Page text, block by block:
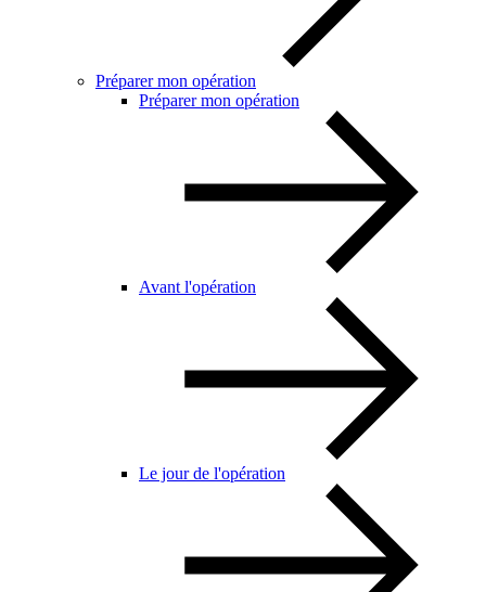
Préparer mon opération
Préparer mon opération
Avant l'opération
Le jour de l'opération